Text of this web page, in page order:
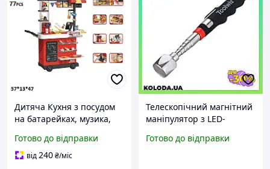
Дитяча Кухня з посудом
на батарейках, музика,
змінює колір 77
предметів
Готово до відправки
від240₴/міс
Телескопічний магнітний
маніпулятор з LED-
металевих предметів
Готово до відправки